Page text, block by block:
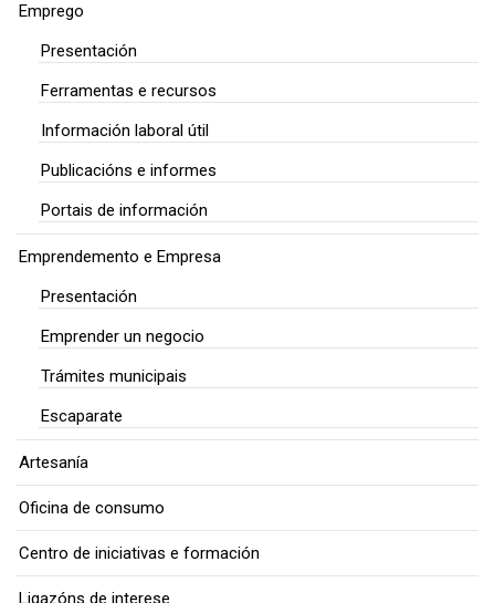
Emprego
Presentación
Ferramentas e recursos
Información laboral útil
Publicacións e informes
Portais de información
Emprendemento e Empresa
Presentación
Emprender un negocio
Trámites municipais
Escaparate
Artesanía
Oficina de consumo
Centro de iniciativas e formación
Ligazóns de interese